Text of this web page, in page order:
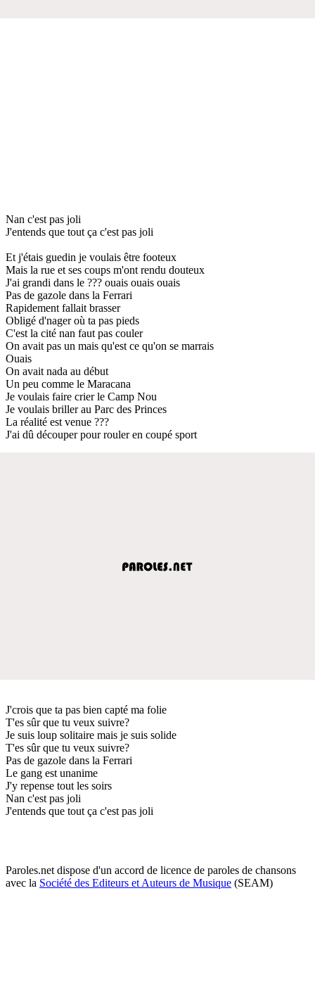
Nan c'est pas joli
J'entends que tout ça c'est pas joli
Et j'étais guedin je voulais être footeux
Mais la rue et ses coups m'ont rendu douteux
J'ai grandi dans le ??? ouais ouais ouais
Pas de gazole dans la Ferrari
Rapidement fallait brasser
Obligé d'nager où ta pas pieds
C'est la cité nan faut pas couler
On avait pas un mais qu'est ce qu'on se marrais
Ouais
On avait nada au début
Un peu comme le Maracana
Je voulais faire crier le Camp Nou
Je voulais briller au Parc des Princes
La réalité est venue ???
J'ai dû découper pour rouler en coupé sport
J'crois que ta pas bien capté ma folie
T'es sûr que tu veux suivre?
Je suis loup solitaire mais je suis solide
T'es sûr que tu veux suivre?
Pas de gazole dans la Ferrari
Le gang est unanime
J'y repense tout les soirs
Nan c'est pas joli
J'entends que tout ça c'est pas joli
Paroles.net dispose d'un accord de licence de paroles de chansons
avec la Société des Editeurs et Auteurs de Musique (SEAM)